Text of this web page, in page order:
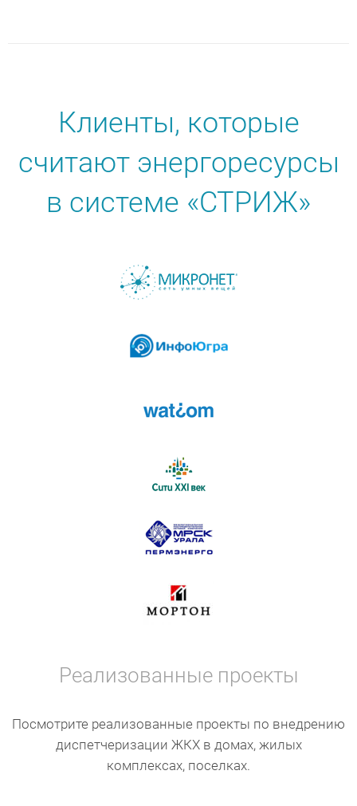
Клиенты, которые
считают энергоресурсы
в системе «СТРИЖ»
Реализованные проекты
Посмотрите реализованные проекты по внедрению
диспетчеризации ЖКХ в домах, жилых
комплексах, поселках.